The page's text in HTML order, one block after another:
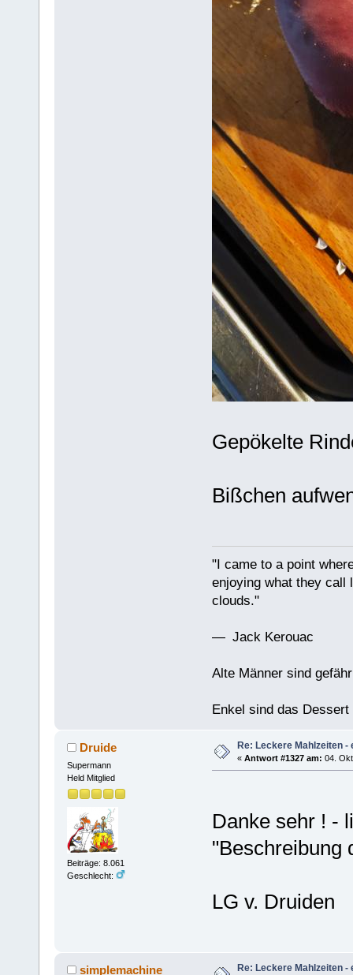
Gepökelte
Bißchen
"I came to a point
enjoying what they call
clouds."
— Jack Kerouac
Alte Männer sind
Enkel sind das Dessert
Druide
Supermann
Held Mitglied
Beiträge: 8.061
Geschlecht:
Re: Leckere Mahlzeiten -
« Antwort #1327 am: 04.
Danke sehr ! -
LG v. Druiden
simplemachine Re: Leckere Mahlzeiten -